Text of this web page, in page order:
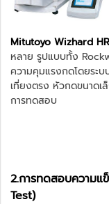
Mitutoyo Wizhard
หลาย รูปแบบทั้ง
ความคุมแรงกดโดยระ
เที่ยงตรง หัวกดขนาดเ
การทดสอบ
2.การทดสอบความ
Test)